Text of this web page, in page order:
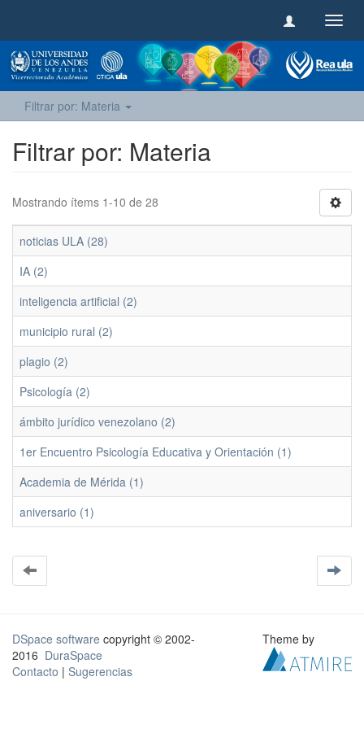
Filtrar por: Materia
Filtrar por: Materia
Mostrando ítems 1-10 de 28
noticias ULA (28)
IA (2)
inteligencia artificial (2)
municipio rural (2)
plagio (2)
Psicología (2)
ámbito jurídico venezolano (2)
1er Encuentro Psicología Educativa y Orientación (1)
Academia de Mérida (1)
aniversario (1)
DSpace software copyright © 2002-
2016 DuraSpace
Contacto | Sugerencias
Theme by